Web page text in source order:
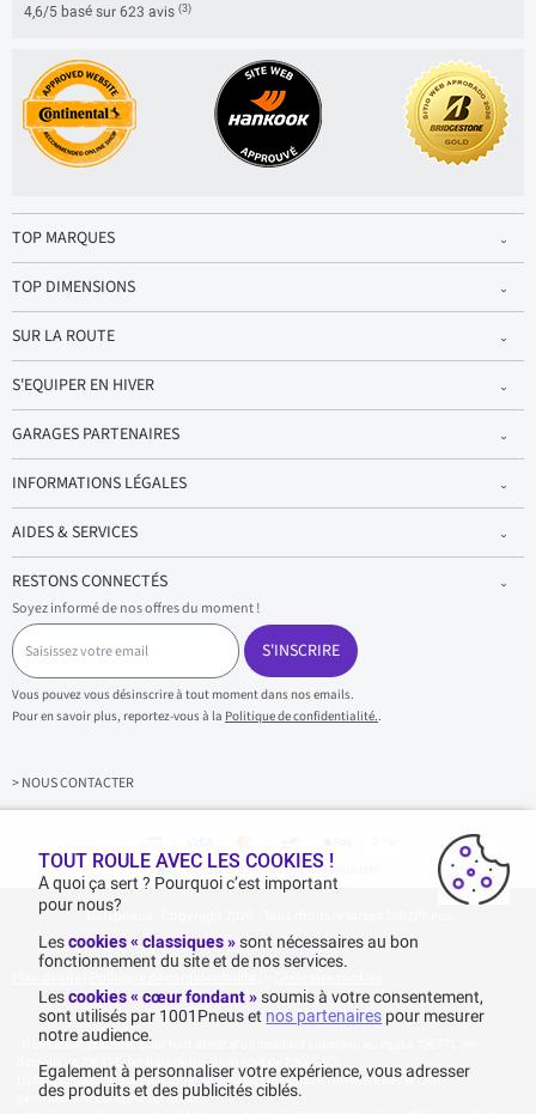
4,6/5 basé sur 623 avis (3)
TOP MARQUES
TOP DIMENSIONS
SUR LA ROUTE
S'EQUIPER EN HIVER
GARAGES PARTENAIRES
INFORMATIONS LÉGALES
AIDES & SERVICES
RESTONS CONNECTÉS
Soyez informé de nos offres du moment !
S
a
i
s
i
s
z
v
S'INSCRIRE
Vous pouvez vous désinscrire à tout moment dans nos emails.
Pour en savoir plus, reportez-vous à la Politique de confidentialité..
> NOUS CONTACTER
Achats & paiements 100% sécurisés
1001pneus - Copyright 2026 - Tous droits réservés 1001Pneus
Livraison gratuite : pour tout achat d'un montant supérieur ou égal à 70€ TTC (en-
dessous de 70€ TTC, les frais de livraison sont de 7,90€ TTC).
Tarif catalogue manufacturier en vigueur non remisé. Ne reflète pas le tarif
généralement constaté sur le site.
TOUT ROULE AVEC LES COOKIES !
A quoi ça sert ? Pourquoi c’est important
pour nous?
Lescookies « classiques »sont nécessaires au bon
fonctionnement du site et de nos services.
Lescookies « cœur fondant » soumis à votre consentement,
sont utilisés par 1001Pneus et nos partenaires pour mesurer
notre audience.
Egalement à personnaliser votre expérience, vous adresser
des produits et des publicités ciblés.